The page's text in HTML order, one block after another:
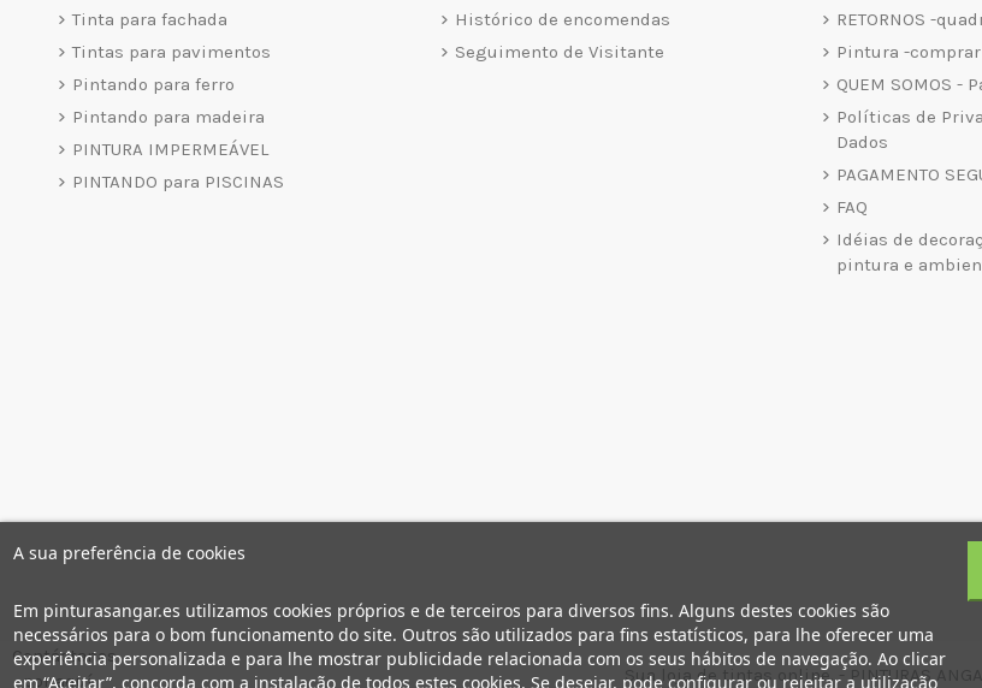
Contáctanos
por aquí
Tinta para fachada
Tintas para pavimentos
Pintando para ferro
Pintando para madeira
PINTURA IMPERMEÁVEL
PINTANDO para PISCINAS
Histórico de encomendas
Seguimento de Visitante
RETORNOS -
Pintura -comprar
QUEM SOMOS -
Políticas de
Dados
PAGAMENTO
FAQ
Idéias de
pintura e
A sua preferência de cookies
Em pinturasangar.es utilizamos cookies próprios e de terceiros para diversos fins. Alguns destes cookies são
necessários para o bom funcionamento do site. Outros são utilizados para fins estatísticos, para lhe oferecer uma
experiência personalizada e para lhe mostrar publicidade relacionada com os seus hábitos de navegação. Ao clicar
em “Aceitar”, concorda com a instalação de todos estes cookies. Se desejar, pode configurar ou rejeitar a utilização
Sua loja de tintas online. - PINTURAS ANGAR